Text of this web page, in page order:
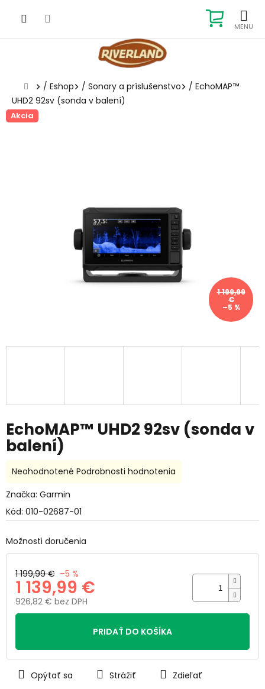
KOŠÍK
Domov
/ Eshop / Sonary a príslušenstvo / EchoMAP™
UHD2 92sv (sonda v balení)
Akcia
1 199,99
€
–5 %
EchoMAP™ UHD2 92sv (sonda v
balení)
Kód: 010-02687-01
Možnosti doručenia
1 199,99 € –5 %
1 139,99 €
926,82 € bez DPH
Jednotková
PRIDAŤ DO KOŠÍKA
Opýtať sa Strážiť Zdieľať
Priemerné
produktu
0,0
5
Neohodnotené Podrobnosti hodnotenia
Značka: Garmin